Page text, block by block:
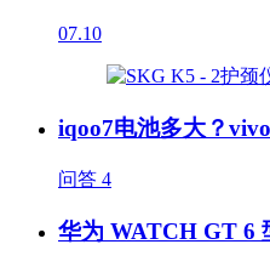
07.10
iqoo7电池多大？
问答 4
华为 WATCH GT 6